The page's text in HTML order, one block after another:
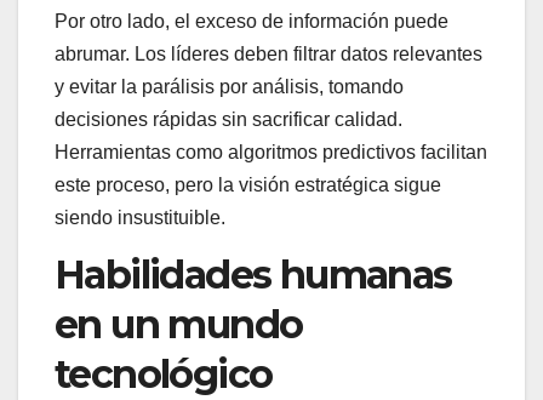
Por otro lado, el exceso de información puede
abrumar. Los líderes deben filtrar datos relevantes
y evitar la parálisis por análisis, tomando
decisiones rápidas sin sacrificar calidad.
Herramientas como algoritmos predictivos facilitan
este proceso, pero la visión estratégica sigue
siendo insustituible.
Habilidades humanas
en un mundo
tecnológico